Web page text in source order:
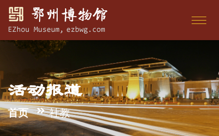
活动报道
首页 社教